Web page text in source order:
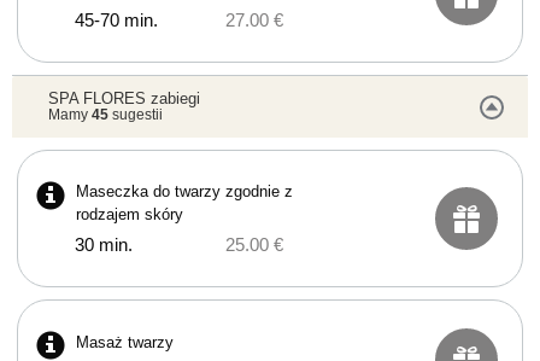
45-70 min. 27.00 €
SPA FLORES zabiegi
Mamy 45sugestii
Maseczka do twarzy zgodnie z
rodzajem skóry
30 min. 25.00 €
Masaż twarzy